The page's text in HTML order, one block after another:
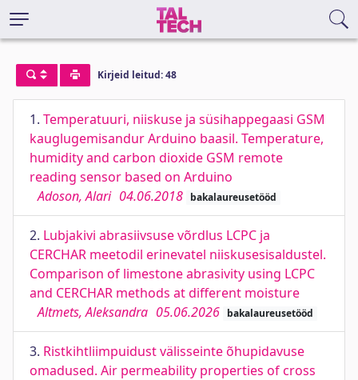
Kirjeid leitud: 48
1. Temperatuuri, niiskuse ja süsihappegaasi GSM
kauglugemisandur Arduino baasil. Temperature,
humidity and carbon dioxide GSM remote
reading sensor based on Arduino
Adoson, Alari 04.06.2018 bakalaureusetööd
2. Lubjakivi abrasiivsuse võrdlus LCPC ja
CERCHAR meetodil erinevatel niiskusesisaldustel.
Comparison of limestone abrasivity using LCPC
and CERCHAR methods at different moisture
Altmets, Aleksandra 05.06.2026 bakalaureusetööd
3. Ristkihtliimpuidust välisseinte õhupidavuse
omadused. Air permeability properties of cross